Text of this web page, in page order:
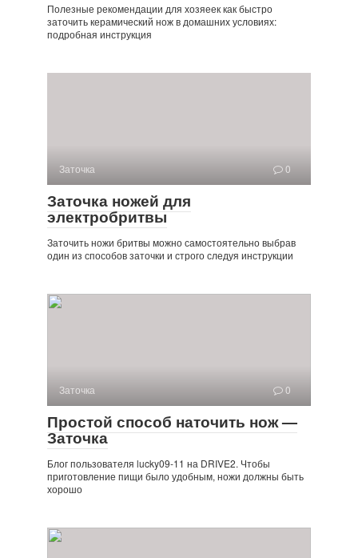
Полезные рекомендации для хозяеек как быстро
заточить керамический нож в домашних условиях:
подробная инструкция
Заточка 0
Заточка ножей для
электробритвы
Заточить ножи бритвы можно самостоятельно выбрав
один из способов заточки и строго следуя инструкции
Заточка 0
Простой способ наточить нож —
Заточка
Блог пользователя lucky09-11 на DRIVE2. Чтобы
приготовление пищи было удобным, ножи должны быть
хорошо